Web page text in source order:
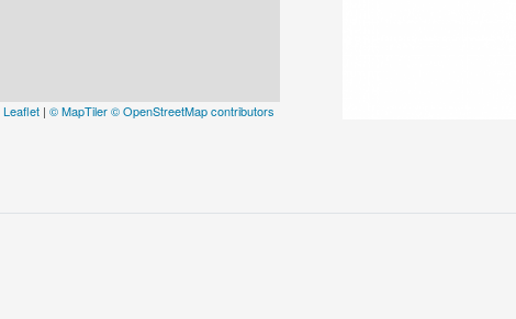
Leaflet| © MapTiler © OpenStreetMap contributors